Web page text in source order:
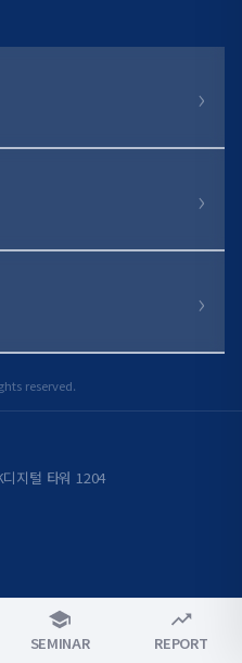
SEMINAR REPORT
reserved.
지털 타워 1204